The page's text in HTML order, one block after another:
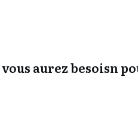
aurez besoisn